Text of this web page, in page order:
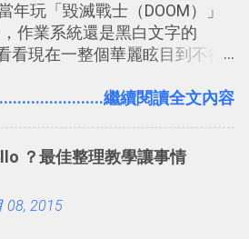
版電腦玩物 。不過你不需要像
真，因為 我也很喜歡在Twitter
各種突如其來的生活雜感、毫
大家的生活用一種很自然無隔
。 講了那麼多，其實類似
服務目前並不少見，台灣
服務，而最近一向簡約的
們的 Google 系統中，甚至大
與 iPhone 手機上都能使
年玩「毀滅戰士（DOOM）」
作業系統還是黑白文字的
看現在一整個華麗眩目到不行
一款 FPS遊戲 （應該也是世界上
的畫面簡直慘不忍睹，但如
會有一番美好的回味。 還好我
繼續閱讀全文內容
？最佳整理教學讓事情
08, 2015